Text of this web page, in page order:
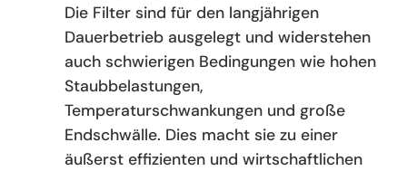
Die Filter sind für den langjährigen
Dauerbetrieb ausgelegt und widerstehen
auch schwierigen Bedingungen wie hohen
Staubbelastungen,
Temperaturschwankungen und große
Endschwälle. Dies macht sie zu einer
äußerst effizienten und wirtschaftlichen